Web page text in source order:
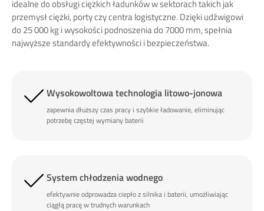
idealne do obsługi ciężkich ładunków w sektorach takich jak
przemysł ciężki, porty czy centra logistyczne. Dzięki udźwigowi
do 25 000 kg i wysokości podnoszenia do 7000 mm, spełnia
najwyższe standardy efektywności i bezpieczeństwa.​
Wysokowoltowa technologia litowo-jonowa
zapewnia dłuższy czas pracy i szybkie ładowanie, eliminując
potrzebę częstej wymiany baterii
System chłodzenia wodnego
efektywnie odprowadza ciepło z silnika i baterii, umożliwiając
ciągłą pracę w trudnych warunkach